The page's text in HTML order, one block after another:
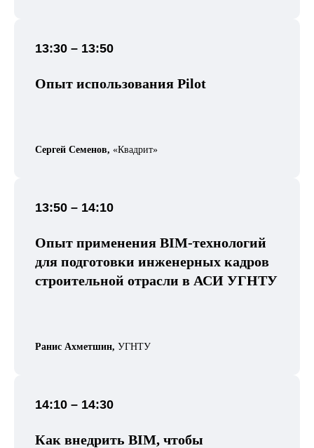
13:30 – 13:50
Опыт использования Pilot
Сергей Семенов, «Квадрит»
13:50 – 14:10
Опыт применения BIM-технологий
для подготовки инженерных кадров
строительной отрасли в АСИ УГНТУ
Ранис Ахметшин, УГНТУ
14:10 – 14:30
Как внедрить BIM, чтобы